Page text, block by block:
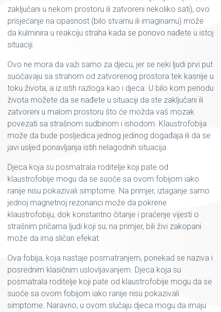
zaključani u nekom prostoru ili zatvoreni nekoliko sati), ovo
prisjećanje na opasnost (bilo stvarnu ili imaginarnu) može
da kulminira u reakciju straha kada se ponovo nađete u istoj
situaciji.
Ovo ne mora da važi samo za djecu, jer se neki ljudi prvi put
suočavaju sa strahom od zatvorenog prostora tek kasnije u
toku života, a iz istih razloga kao i djeca. U bilo kom periodu
života možete da se nađete u situaciji da ste zaključani ili
zatvoreni u malom prostoru što će možda vaš mozak
povezati sa strašnom sudbinom i ishodom. Klaustrofobija
može da bude posljedica jednog jedinog događaja ili da se
javi usljed ponavljanja istih nelagodnih situacija.
Djeca koja su posmatrala roditelje koji pate od
klaustrofobije mogu da se suoče sa ovom fobijom iako
ranije nisu pokazivali simptome. Na primjer, izlaganje samo
jednoj magnetnoj rezonanci može da pokrene
klaustrofobiju, dok konstantno čitanje i praćenje vijesti o
strašnim pričama ljudi koji su, na primjer, bili živi zakopani
može da ima sličan efekat.
Ova fobija, koja nastaje posmatranjem, ponekad se naziva i
posrednim klasičnim uslovljavanjem. Djeca koja su
posmatrala roditelje koji pate od klaustrofobije mogu da se
suoče sa ovom fobijom iako ranije nisu pokazivali
simptome. Naravno, u ovom slučaju djeca mogu da imaju